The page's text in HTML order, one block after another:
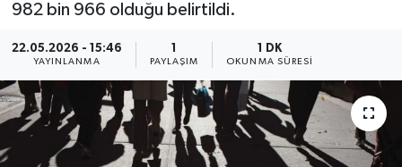
982 bin 966 olduğu belirtildi.
22.05.2026 - 15:46
YAYINLANMA
1
PAYLAŞIM
1 DK
OKUNMA SÜRESI